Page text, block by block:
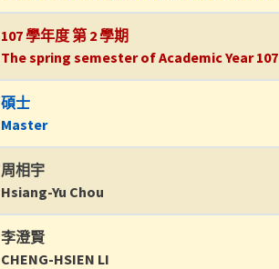
107 學年度 第 2 學期
The spring semester of Academic Year 107
碩士
Master
周相宇
Hsiang-Yu Chou
李澄賢
CHENG-HSIEN LI